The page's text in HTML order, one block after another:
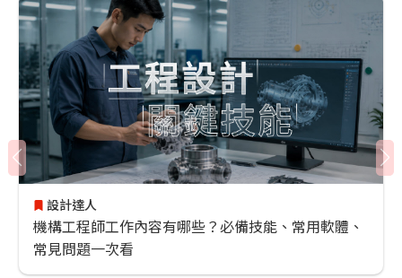
設計達人
機構工程師工作內容有哪些？必備技能、常用軟體、
常見問題一次看